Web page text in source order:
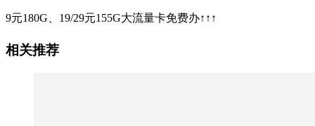
9元180G、19/29元155G大流量卡免费办↑↑↑
相关推荐